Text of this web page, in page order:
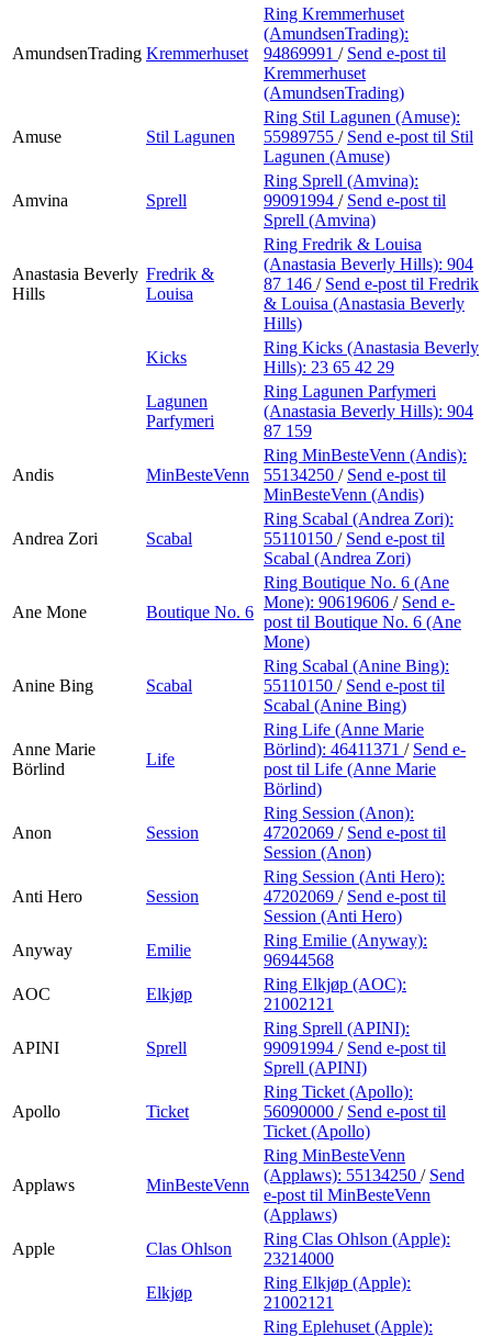
AmundsenTrading Kremmerhuset
Ring Kremmerhuset
(AmundsenTrading):
94869991 / Send e-post til
Kremmerhuset
(AmundsenTrading)
Amuse Stil Lagunen
Ring Stil Lagunen (Amuse):
55989755 / Send e-post til Stil
Lagunen (Amuse)
Amvina Sprell
Ring Sprell (Amvina):
99091994 / Send e-post til
Sprell (Amvina)
Anastasia Beverly
Hills
Fredrik &
Louisa
Ring Fredrik & Louisa
(Anastasia Beverly Hills): 904
87 146 / Send e-post til Fredrik
& Louisa (Anastasia Beverly
Hills)
Kicks
Ring Kicks (Anastasia Beverly
Hills): 23 65 42 29
Lagunen
Parfymeri
Ring Lagunen Parfymeri
(Anastasia Beverly Hills): 904
87 159
Andis MinBesteVenn
Ring MinBesteVenn (Andis):
55134250 / Send e-post til
MinBesteVenn (Andis)
Andrea Zori Scabal
Ring Scabal (Andrea Zori):
55110150 / Send e-post til
Scabal (Andrea Zori)
Ane Mone Boutique No. 6
Ring Boutique No. 6 (Ane
Mone): 90619606 / Send e-
post til Boutique No. 6 (Ane
Mone)
Anine Bing Scabal
Ring Scabal (Anine Bing):
55110150 / Send e-post til
Scabal (Anine Bing)
Anne Marie
Börlind
Life
Ring Life (Anne Marie
Börlind): 46411371 / Send e-
post til Life (Anne Marie
Börlind)
Anon Session
Ring Session (Anon):
47202069 / Send e-post til
Session (Anon)
Anti Hero Session
Ring Session (Anti Hero):
47202069 / Send e-post til
Session (Anti Hero)
Anyway
Emilie
Ring Emilie (Anyway):
96944568
AOC
Elkjøp
Ring Elkjøp (AOC):
21002121
APINI Sprell
Ring Sprell (APINI):
99091994 / Send e-post til
Sprell (APINI)
Apollo Ticket
Ring Ticket (Apollo):
56090000 / Send e-post til
Ticket (Apollo)
Applaws MinBesteVenn
Ring MinBesteVenn
(Applaws): 55134250 / Send
e-post til MinBesteVenn
(Applaws)
Apple
Clas Ohlson
Ring Clas Ohlson (Apple):
23214000
Elkjøp
Ring Elkjøp (Apple):
21002121
Ring Eplehuset (Apple):